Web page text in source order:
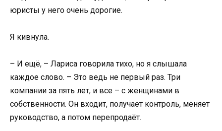
юристы у него очень дорогие.
Я кивнула.
– И ещё, – Лариса говорила тихо, но я слышала
каждое слово. – Это ведь не первый раз. Три
компании за пять лет, и все – с женщинами в
собственности. Он входит, получает контроль, меняет
руководство, а потом перепродаёт.